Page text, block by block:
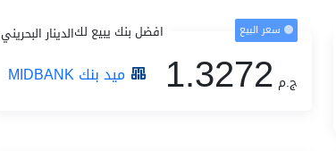
افضل بنك يبيع لكالدينار البحريني
ميد بنك MIDBANK ج.م 1.3272